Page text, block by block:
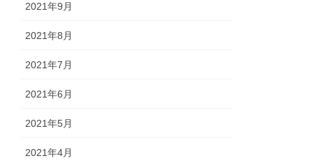
2021年9月
2021年8月
2021年7月
2021年6月
2021年5月
2021年4月